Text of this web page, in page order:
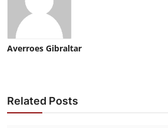
Averroes Gibraltar
Related Posts